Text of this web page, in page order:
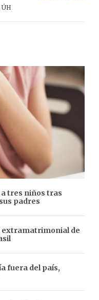
tres niños tras
padres
extramatrimonial de
fuera del país,